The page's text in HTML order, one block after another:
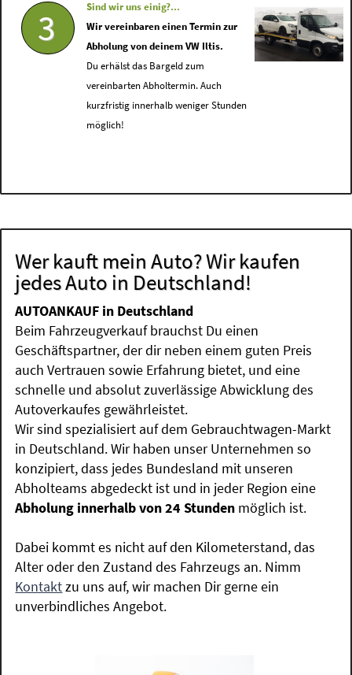
3
Sind wir uns einig?...
Wir vereinbaren einen Termin zur
Abholung von deinem VW Iltis.
Du erhälst das Bargeld zum
vereinbarten Abholtermin. Auch
kurzfristig innerhalb weniger Stunden
möglich!
Wer kauft mein Auto? Wir kaufen
jedes Auto in Deutschland!
AUTOANKAUF in Deutschland
Beim Fahrzeugverkauf brauchst Du einen
Geschäftspartner, der dir neben einem guten Preis
auch Vertrauen sowie Erfahrung bietet, und eine
schnelle und absolut zuverlässige Abwicklung des
Autoverkaufes gewährleistet.
Wir sind spezialisiert auf dem Gebrauchtwagen-Markt
in Deutschland. Wir haben unser Unternehmen so
konzipiert, dass jedes Bundesland mit unseren
Abholteams abgedeckt ist und in jeder Region eine
Abholung innerhalb von 24 Stunden möglich ist.
Dabei kommt es nicht auf den Kilometerstand, das
Alter oder den Zustand des Fahrzeugs an. Nimm
Kontaktzu uns auf, wir machen Dir gerne ein
unverbindliches Angebot.